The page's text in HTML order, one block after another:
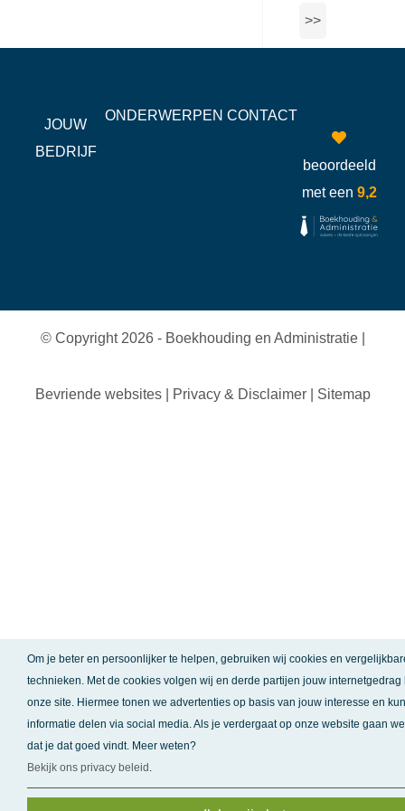
Om je beter en persoonlijker te helpen, gebruiken wij cookies en
technieken. Met de cookies volgen wij en derde partijen jouw internetgedrag
onze site. Hiermee tonen we advertenties op basis van jouw interesse en
informatie delen via social media. Als je verdergaat op onze website gaan
dat je dat goed vindt. Meer weten?
Bekijk ons privacy beleid .
>>
JOUW
BEDRIJF
ONDERWERPEN CONTACT
beoordeeld
met een 9,2
© Copyright 2026 - Boekhouding en Administratie |
Bevriende websites| Privacy & Disclaimer| Sitemap